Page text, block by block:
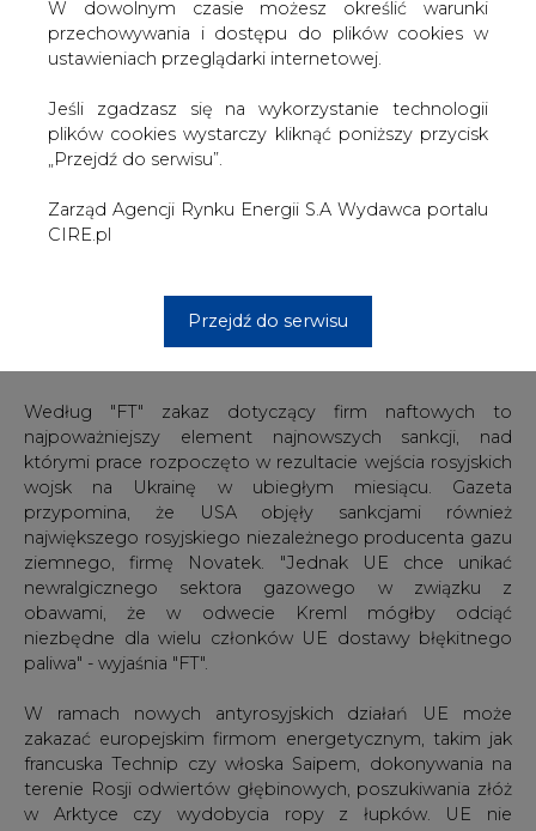
Jeśli zgadzasz się na wykorzystanie technologii
plików cookies wystarczy kliknąć poniższy przycisk
„Przejdź do serwisu”.
Zarząd Agencji Rynku Energii S.A Wydawca portalu
CIRE.pl
Przejdź do serwisu
rosyjski koncern z tej branży Rosnieft oraz Gazprom Nieft,
który jest naftową filią Gazpromu. Wydaje się, że zakaz
dotyczyłby także Transnieftu, czyli największego na
Z sankcji najpewniej zostaną wyłączone inne rosyjskie
firmy naftowe, takie jak Łukoil czy Surgutnieftiegaz,
Londyńska gazeta podkreśla, że zakaz dotyczy tylko
tych firm, które są kontrolowane przez państwo lub w
Według "FT" zakaz dotyczący firm naftowych to
przypomina, że USA objęły sankcjami również
największego rosyjskiego niezależnego producenta gazu
ziemnego, firmę Novatek. "Jednak UE chce unikać
newralgicznego sektora gazowego w związku z
obawami, że w odwecie Kreml mógłby odciąć
niezbędne dla wielu członków UE dostawy błękitnego
paliwa" - wyjaśnia "FT".
W ramach nowych antyrosyjskich działań UE może
zakazać europejskim firmom energetycznym, takim jak
francuska Technip czy włoska Saipem, dokonywania na
w Arktyce czy wydobycia ropy z łupków. UE nie
uniemożliwi im jednak prowadzenia prac w przemyśle
gazowym.
"Pokazujemy Rosjanom, że takie zachowanie jest